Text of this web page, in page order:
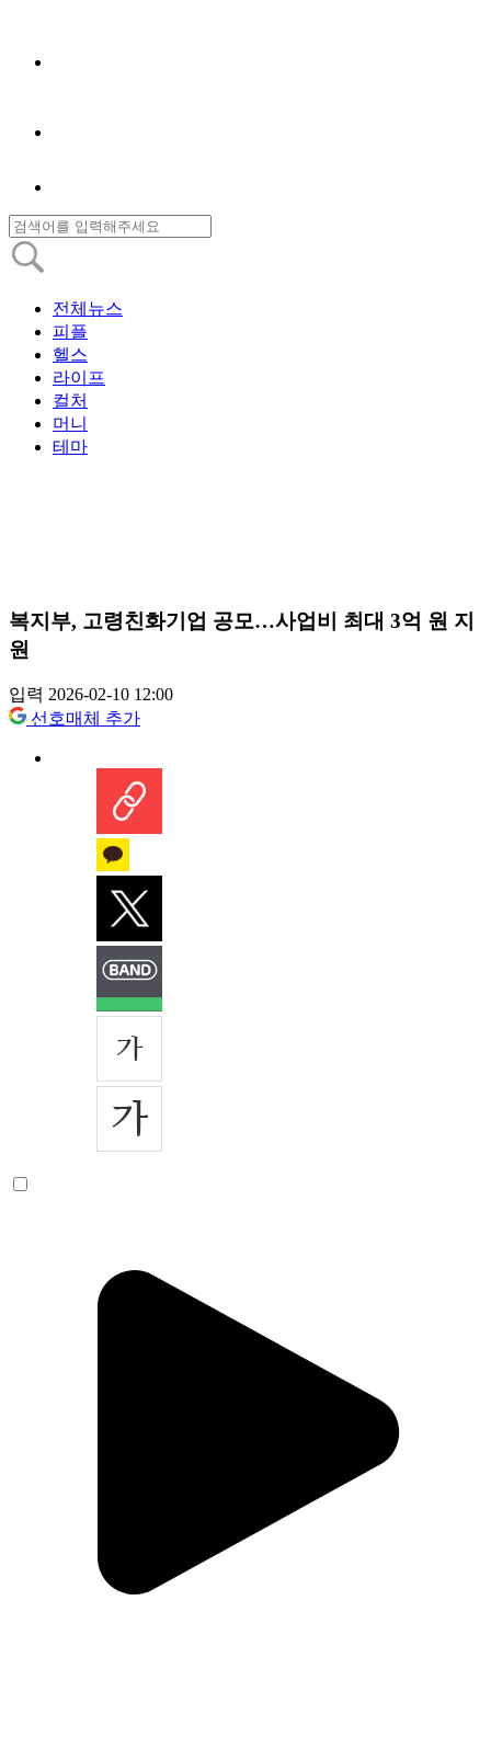
전체뉴스
피플
헬스
라이프
컬처
머니
테마
복지부, 고령친화기업 공모…사업비 최대 3억 원 지
원
입력 2026-02-10 12:00
선호매체 추가